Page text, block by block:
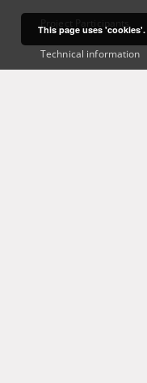
Project Participants
Technical information
This page uses 'cookies'.